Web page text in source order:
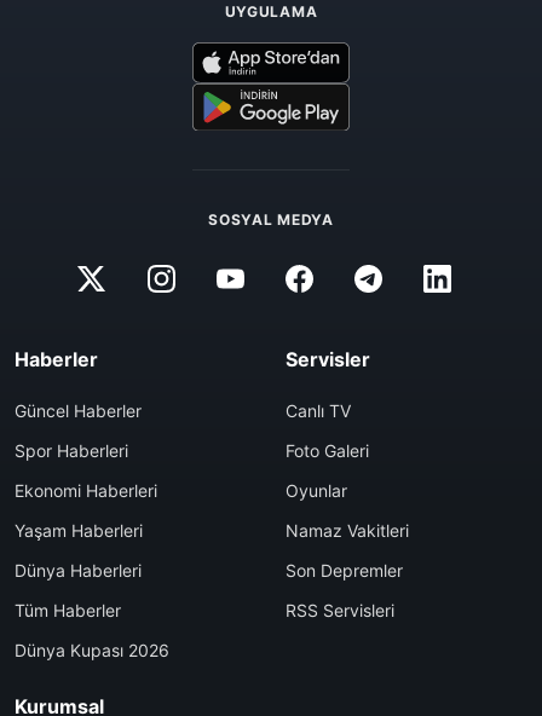
UYGULAMA
SOSYAL MEDYA
Haberler
Güncel Haberler
Spor Haberleri
Ekonomi Haberleri
Yaşam Haberleri
Dünya Haberleri
Tüm Haberler
Dünya Kupası 2026
Servisler
Canlı TV
Foto Galeri
Oyunlar
Namaz Vakitleri
Son Depremler
RSS Servisleri
Kurumsal